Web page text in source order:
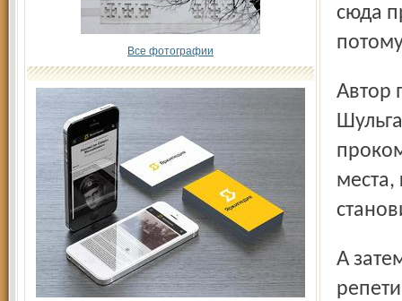
Все фотографии
сюда
Автор проекта «Цирк – территория счастья» Наталья
А затем – как выяснилось после представления, без всяких